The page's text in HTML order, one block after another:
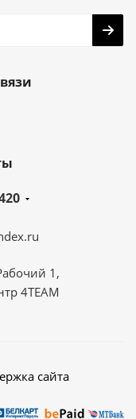
1,
4TEAM
сайта